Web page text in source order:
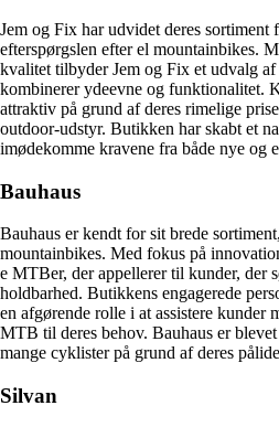
Jem og Fix har udvidet deres sortiment
efterspørgslen efter el mountainbikes.
kvalitet tilbyder Jem og Fix et udvalg
kombinerer ydeevne og funktionalitet.
attraktiv på grund af deres rimelige
outdoor-udstyr. Butikken har skabt et
imødekomme kravene fra både nye og
Bauhaus
Bauhaus er kendt for sit brede
mountainbikes. Med fokus på
e MTBer, der appellerer til kunder, der
holdbarhed. Butikkens engagerede
en afgørende rolle i at assistere kunder
MTB til deres behov. Bauhaus er
mange cyklister på grund af deres
Silvan